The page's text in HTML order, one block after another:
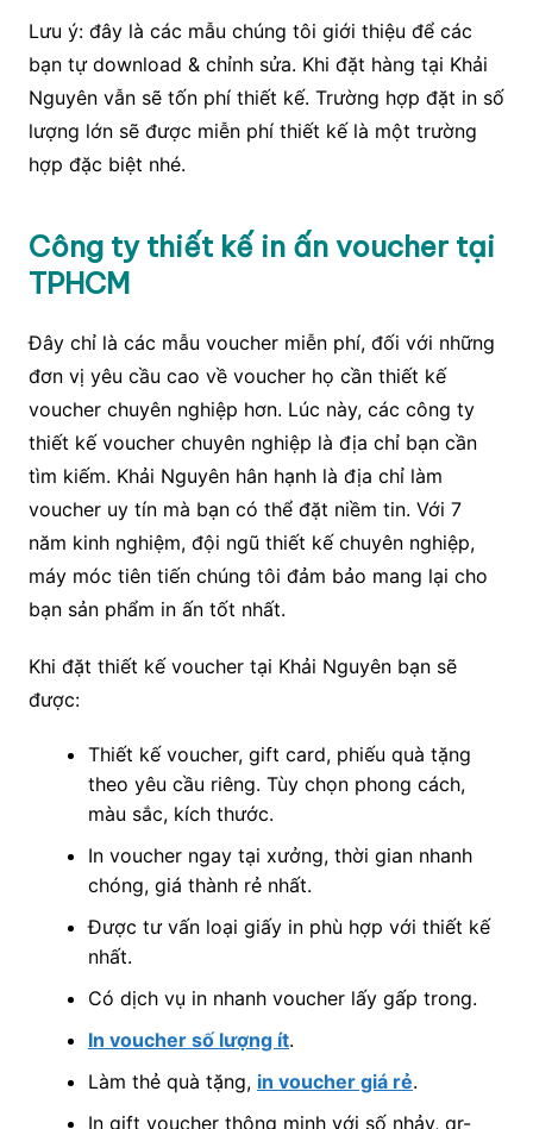
Lưu ý: đây là các mẫu chúng tôi giới thiệu để các
bạn tự download & chỉnh sửa. Khi đặt hàng tại Khải
Nguyên vẫn sẽ tốn phí thiết kế. Trường hợp đặt in số
lượng lớn sẽ được miễn phí thiết kế là một trường
hợp đặc biệt nhé.
Công ty thiết kế in ấn voucher tại
TPHCM
Đây chỉ là các mẫu voucher miễn phí, đối với những
đơn vị yêu cầu cao về voucher họ cần thiết kế
voucher chuyên nghiệp hơn. Lúc này, các công ty
thiết kế voucher chuyên nghiệp là địa chỉ bạn cần
tìm kiếm. Khải Nguyên hân hạnh là địa chỉ làm
voucher uy tín mà bạn có thể đặt niềm tin. Với 7
năm kinh nghiệm, đội ngũ thiết kế chuyên nghiệp,
máy móc tiên tiến chúng tôi đảm bảo mang lại cho
bạn sản phẩm in ấn tốt nhất.
Khi đặt thiết kế voucher tại Khải Nguyên bạn sẽ
được:
Thiết kế voucher, gift card, phiếu quà tặng
theo yêu cầu riêng. Tùy chọn phong cách,
màu sắc, kích thước.
In voucher ngay tại xưởng, thời gian nhanh
chóng, giá thành rẻ nhất.
Được tư vấn loại giấy in phù hợp với thiết kế
nhất.
Có dịch vụ in nhanh voucher lấy gấp trong.
In voucher số lượng ít.
Làm thẻ quà tặng, in voucher giá rẻ.
In gift voucher thông minh với số nhảy, qr-